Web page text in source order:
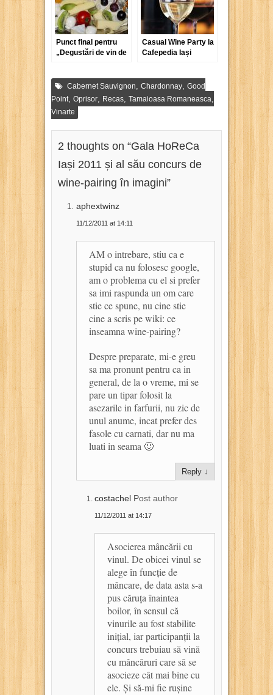
Punct final pentru
„Degustări de vin de
„Vin la Iași”!
Casual Wine Party la
Cafepedia Iași
Cabernet Sauvignon Chardonnay Good
Point Oprisor Recas Tamaioasa Romaneasca
Vinarte
2 thoughts on “Gala HoReCa
Iași 2011 și al său concurs de
wine-pairing în imagini”
aphextwinz
11/12/2011 at 14:11
AM o intrebare, stiu ca e
stupid ca nu folosesc google,
am o problema cu el si prefer
sa imi raspunda un om care
stie ce spune, nu cine stie
cine a scris pe wiki: ce
inseamna wine-pairing?
Despre preparate, mi-e greu
sa ma pronunt pentru ca in
general, de la o vreme, mi se
pare un tipar folosit la
asezarile in farfurii, nu zic de
unul anume, incat prefer des
fasole cu carnati, dar nu ma
luati in seama 🙂
Reply ↓
costachel Post author
11/12/2011 at 14:17
Asocierea mâncării cu
vinul. De obicei vinul se
alege în funcție de
mâncare, de data asta s-a
pus căruța înaintea
boilor, în sensul că
vinurile au fost stabilite
inițial, iar participanții la
concurs trebuiau să vină
cu mâncăruri care să se
asocieze cât mai bine cu
ele. Și să-mi fie rușine